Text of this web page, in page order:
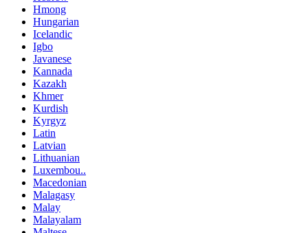
Hmong
Hungarian
Icelandic
Igbo
Javanese
Kannada
Kazakh
Khmer
Kurdish
Kyrgyz
Latin
Latvian
Lithuanian
Luxembou..
Macedonian
Malagasy
Malay
Malayalam